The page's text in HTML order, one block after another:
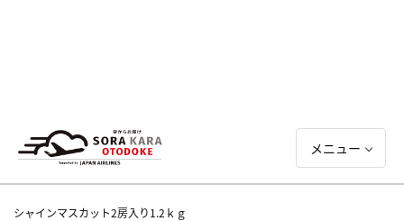
メニュー
シャインマスカット2房入り1.2ｋｇ